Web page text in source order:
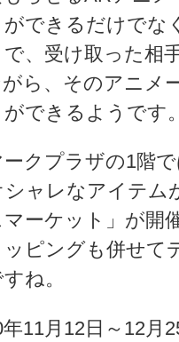
できるだけでな
、受け取った相
ら、そのアニメ
できるようです。
クプラザの1階
ャレなアイテム
マーケット」が開
ピングも併せて
ね。
年11月12日～12月